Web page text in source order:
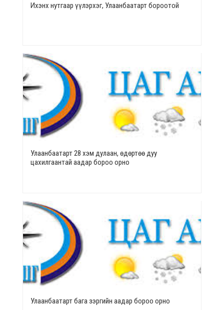
Ихэнх нутгаар үүлэрхэг, Улаанбаатарт бороотой
Улаанбаатарт 28 хэм дулаан, өдөртөө дуу
цахилгаантай аадар бороо орно
Улаанбаатарт бага зэргийн аадар бороо орно